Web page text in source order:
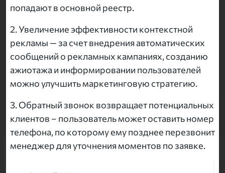
попадают в основной реестр.
2. Увеличение эффективности контекстной
рекламы — за счет внедрения автоматических
сообщений о рекламных кампаниях, созданию
ажиотажа и информировании пользователей
можно улучшить маркетинговую стратегию.
3. Обратный звонок возвращает потенциальных
клиентов – пользователь может оставить номер
телефона, по которому ему позднее перезвонит
менеджер для уточнения моментов по заявке.